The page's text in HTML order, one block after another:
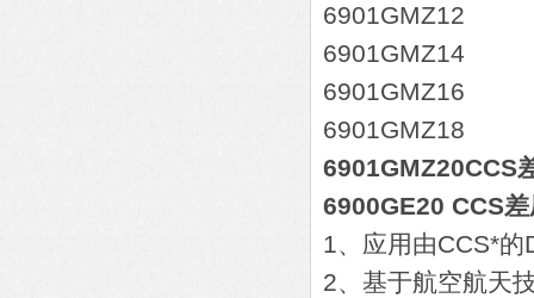
6901GMZ12
6901GMZ14
6901GMZ16
6901GMZ18
6901GMZ20CCS
6900GE20 CCS
1、应用由CCS*
2、基于航空航天